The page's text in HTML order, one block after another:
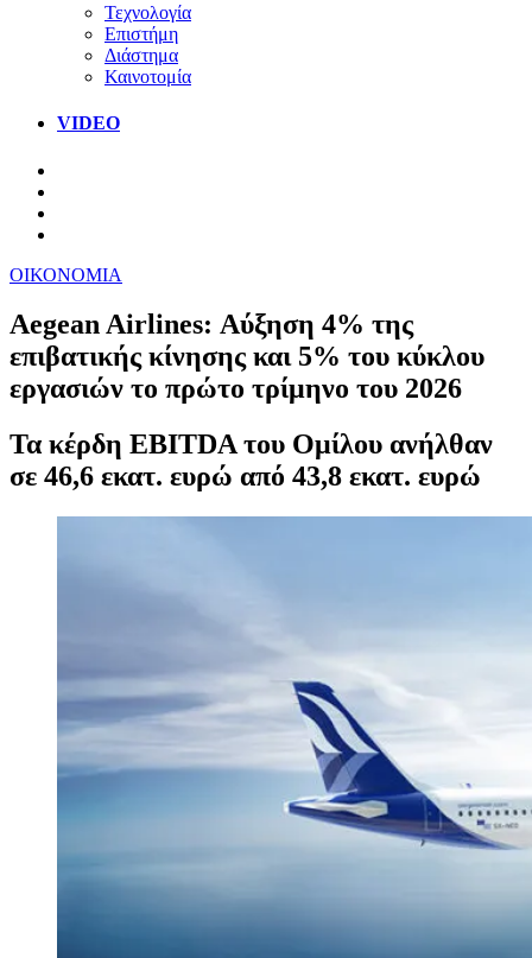
Τεχνολογία
Επιστήμη
Διάστημα
Καινοτομία
VIDEO
ΟΙΚΟΝΟΜΙΑ
Aegean Airlines: Αύξηση 4% της
επιβατικής κίνησης και 5% του κύκλου
εργασιών το πρώτο τρίμηνο του 2026
Τα κέρδη EBITDA του Ομίλου ανήλθαν
σε 46,6 εκατ. ευρώ από 43,8 εκατ. ευρώ